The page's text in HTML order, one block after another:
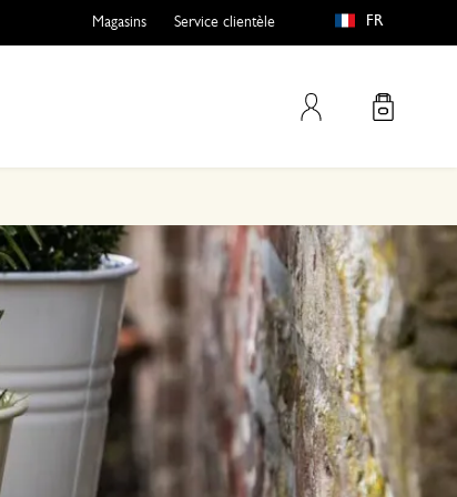
Mon compte
Magasins Service clientèle FR